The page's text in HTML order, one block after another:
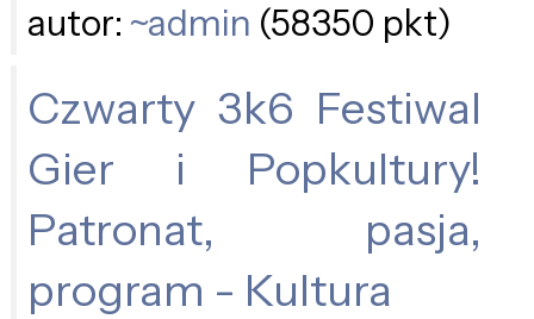
autor: ~admin (58350 pkt)
Czwarty 3k6 Festiwal
Gier i Popkultury!
Patronat, pasja,
program - Kultura